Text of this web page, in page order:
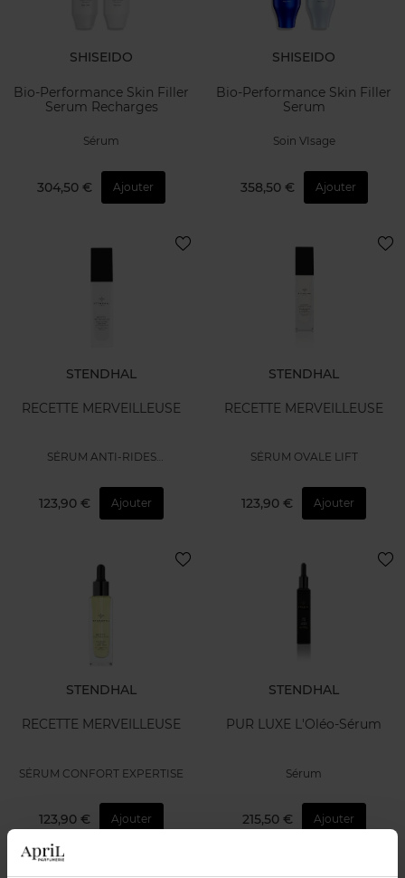
SHISEIDO
Bio-Performance Skin Filler
Serum Recharges
Sérum
304,50 € Ajouter
SHISEIDO
Bio-Performance Skin Filler
Serum
Soin VIsage
358,50 € Ajouter
STENDHAL
RECETTE MERVEILLEUSE
SÉRUM ANTI-RIDES
123,90 € Ajouter
STENDHAL
RECETTE MERVEILLEUSE
SÉRUM OVALE LIFT
123,90 € Ajouter
STENDHAL
RECETTE MERVEILLEUSE
SÉRUM CONFORT EXPERTISE
123,90 € Ajouter
STENDHAL
PUR LUXE L'Oléo-Sérum
Sérum
215,50 € Ajouter
Nouveauté